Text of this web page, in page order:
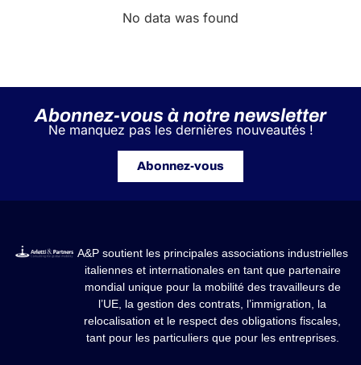
No data was found
Abonnez-vous à notre newsletter
Ne manquez pas les dernières nouveautés !
Abonnez-vous
A&P soutient les principales associations industrielles
italiennes et internationales en tant que partenaire
mondial unique pour la mobilité des travailleurs de
l’UE, la gestion des contrats, l’immigration, la
relocalisation et le respect des obligations fiscales,
tant pour les particuliers que pour les entreprises.